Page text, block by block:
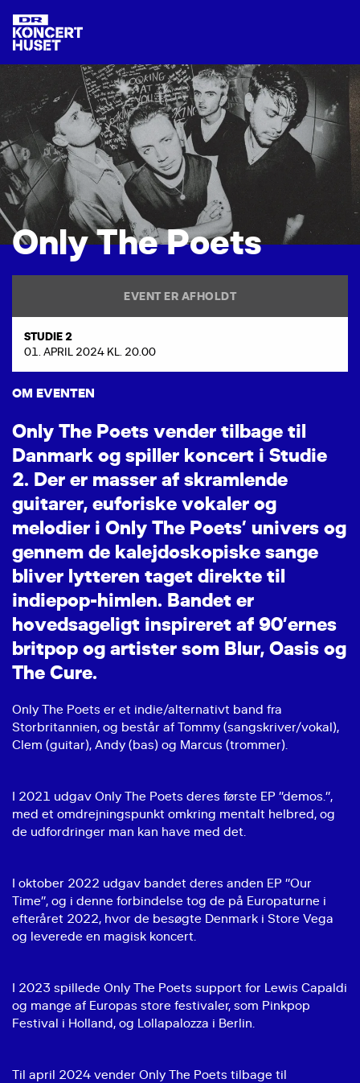
OnlyThePoets
EVENT ER AFHOLDT
STUDIE 2
01. APRIL 2024 KL. 20.00
OM EVENTEN
Only The Poets vender tilbage til
Danmark og spiller koncert i Studie
2. Der er masser af skramlende
guitarer, euforiske vokaler og
melodier i Only The Poets’ univers og
gennem de kalejdoskopiske sange
bliver lytteren taget direkte til
indiepop-himlen. Bandet er
hovedsageligt inspireret af 90’ernes
britpop og artister som Blur, Oasis og
The Cure.
Only The Poets er et indie/alternativt band fra
Storbritannien, og består af Tommy (sangskriver/vokal),
Clem (guitar), Andy (bas) og Marcus (trommer).
I 2021 udgav Only The Poets deres første EP ’’demos.’’,
med et omdrejningspunkt omkring mentalt helbred, og
de udfordringer man kan have med det.
I oktober 2022 udgav bandet deres anden EP ’’Our
Time’’, og i denne forbindelse tog de på Europaturne i
efteråret 2022, hvor de besøgte Denmark i Store Vega
og leverede en magisk koncert.
I 2023 spillede Only The Poets support for Lewis Capaldi
og mange af Europas store festivaler, som Pinkpop
Festival i Holland, og Lollapalozza i Berlin.
Til april 2024 vender Only The Poets tilbage til